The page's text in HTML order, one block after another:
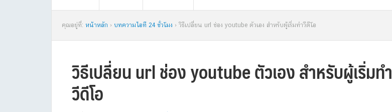
คุณอยู่ที่: หน้าหลัก › บทความไอที 24 ชั่วโมง › วิธีเปลี่ยน url ช่อง youtube ตัวเอง สำหรับผู้เริ่มทำวีดีโอ
วิธีเปลี่ยน url ช่อง youtube ตัวเอง สำหรับผู้เริ่มทำ
วีดีโอ